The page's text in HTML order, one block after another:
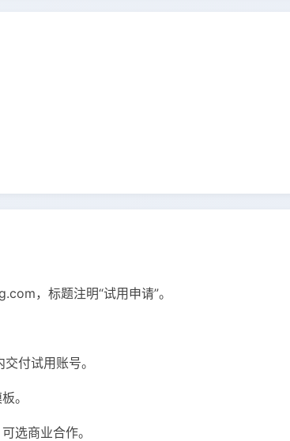
，标题注明“试用申请”。
付试用账号。
。
选商业合作。